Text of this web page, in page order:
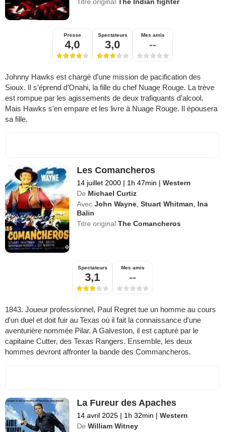
Presse
4,0
Spectateurs
3,0
Mes amis
--
Johnny Hawks est chargé d’une mission de pacification des
Sioux. Il s’éprend d’Onahi, la fille du chef Nuage Rouge. La trève
est rompue par les agissements de deux trafiquants d’alcool.
Mais Hawks s’en empare et les livre à Nuage Rouge. Il épousera
sa fille.
Les Comancheros
14 juillet 2000 | 1h 47min | Western
De Michael Curtiz
Avec John Wayne ,Stuart Whitman
Ina
Balin
Titre originalThe Comancheros
Spectateurs
3,1
Mes amis
--
1843. Joueur professionnel, Paul Regret tue un homme au cours
d'un duel et doit fuir au Texas où il fait la connaissance d'une
aventurière nommée Pilar. A Galveston, il est capturé par le
capitaine Cutter, des Texas Rangers. Ensemble, les deux
hommes devront affronter la bande des Commancheros.
La Fureur des Apaches
14 avril 2025 | 1h 32min | Western
De William Witney